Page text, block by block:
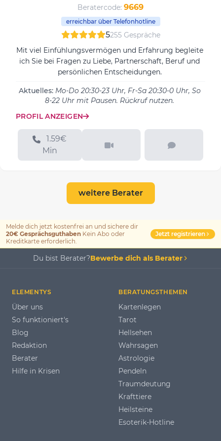
Beratercode: 9669
erreichbar über Telefonhotline
5255 Gespräche
Mit viel Einfühlungsvermögen und Erfahrung begleite
ich Sie bei Fragen zu Liebe, Partnerschaft, Beruf und
persönlichen Entscheidungen.
Aktuelles: Mo-Do 20:30-23 Uhr, Fr-Sa 20:30-0 Uhr, So
8-22 Uhr mit Pausen. Rückruf nutzen.
PROFIL ANZEIGEN
1.59€
Min
weitere Berater
Melde dich jetzt kostenfrei an und sichere dir
20€ Gesprächsguthaben Kein Abo oder
Kreditkarte erforderlich.
Jetzt registrieren
Du bist Berater?Bewerbe dich als Berater
ELEMENTYS
Über uns
So funktioniert's
Blog
Redaktion
Berater
Hilfe in Krisen
BERATUNGSTHEMEN
Kartenlegen
Tarot
Hellsehen
Wahrsagen
Astrologie
Pendeln
Traumdeutung
Krafttiere
Heilsteine
Esoterik-Hotline